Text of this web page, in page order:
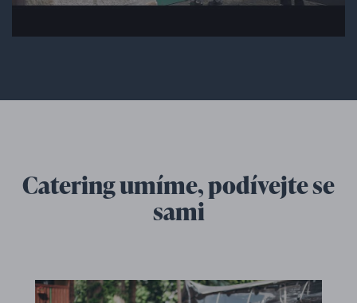
Catering umíme, podívejte se
sami